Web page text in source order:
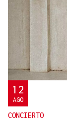
12
AGO
CONCIERTO